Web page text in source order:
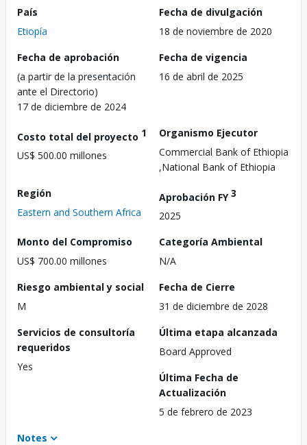
País
Etiopía
Fecha de divulgación
18 de noviembre de 2020
Fecha de aprobación
(a partir de la presentación
ante el Directorio)
17 de diciembre de 2024
Fecha de vigencia
16 de abril de 2025
Costo total del proyecto 1
US$ 500.00 millones
Organismo Ejecutor
Commercial Bank of Ethiopia
,National Bank of Ethiopia
Región
Eastern and Southern Africa
Aprobación FY3
2025
Monto del Compromiso
US$ 700.00 millones
Categoría Ambiental
N/A
Riesgo ambiental y social
M
Fecha de Cierre
31 de diciembre de 2028
Servicios de consultoría
requeridos
Yes
Última etapa alcanzada
Board Approved
Última Fecha de
Actualización
5 de febrero de 2023
Notes